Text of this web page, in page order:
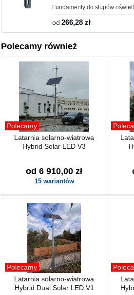
Fundamenty do słupów
od266,28 zł
Polecamy również
Polecamy
Latarnia solarno-wiatrowa
Hybrid Solar LED V3
od 6 910,00 zł
15 wariantów
Polecamy
Latarnia solarno-wiatrowa
Hybrid Dual Solar LED V1